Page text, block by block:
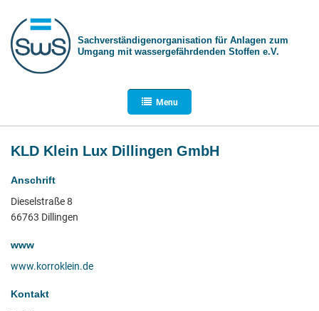
Sachverständigen­organisation für Anlagen zum
Umgang mit wasser­gefährdenden Stoffen e.V.
Menu
KLD Klein Lux Dillingen GmbH
Anschrift
Dieselstraße 8
66763 Dillingen
www
www.korroklein.de
Kontakt